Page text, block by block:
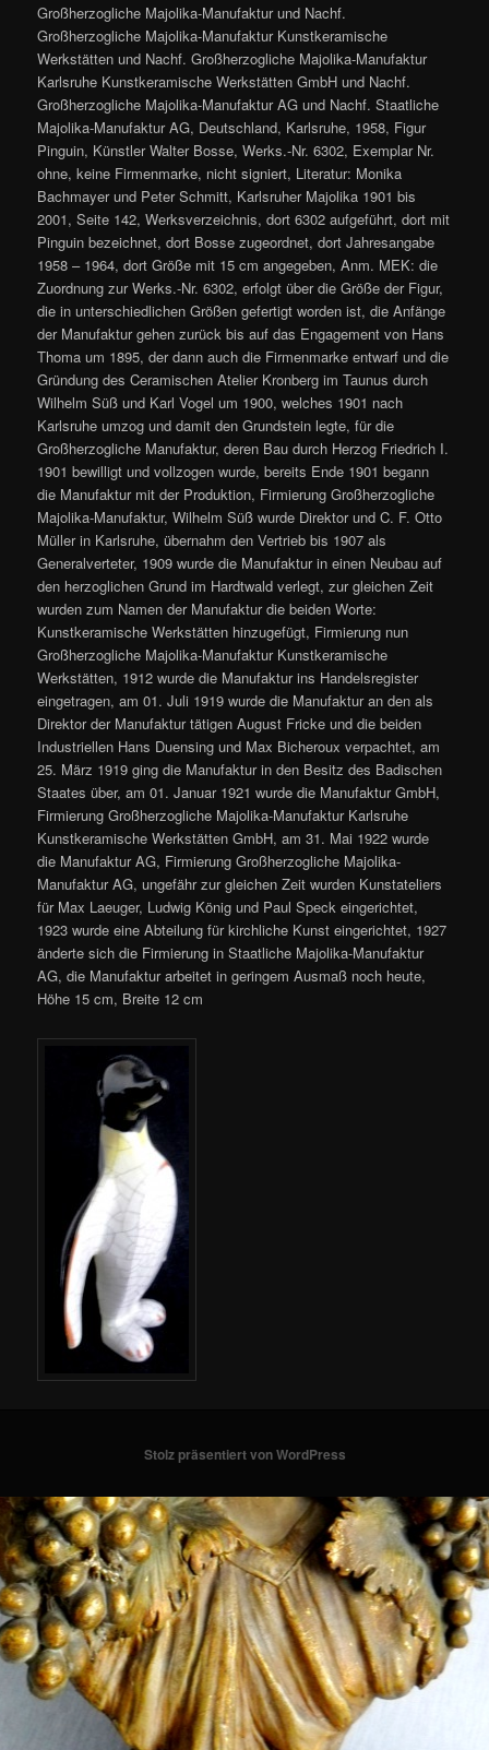
Großherzogliche Majolika-Manufaktur und Nachf.
Großherzogliche Majolika-Manufaktur Kunstkeramische
Werkstätten und Nachf. Großherzogliche Majolika-Manufaktur
Karlsruhe Kunstkeramische Werkstätten GmbH und Nachf.
Großherzogliche Majolika-Manufaktur AG und Nachf. Staatliche
Majolika-Manufaktur AG, Deutschland, Karlsruhe, 1958, Figur
Pinguin, Künstler Walter Bosse, Werks.-Nr. 6302, Exemplar Nr.
ohne, keine Firmenmarke, nicht signiert, Literatur: Monika
Bachmayer und Peter Schmitt, Karlsruher Majolika 1901 bis
2001, Seite 142, Werksverzeichnis, dort 6302 aufgeführt, dort mit
Pinguin bezeichnet, dort Bosse zugeordnet, dort Jahresangabe
1958 – 1964, dort Größe mit 15 cm angegeben, Anm. MEK: die
Zuordnung zur Werks.-Nr. 6302, erfolgt über die Größe der Figur,
die in unterschiedlichen Größen gefertigt worden ist, die Anfänge
der Manufaktur gehen zurück bis auf das Engagement von Hans
Thoma um 1895, der dann auch die Firmenmarke entwarf und die
Gründung des Ceramischen Atelier Kronberg im Taunus durch
Wilhelm Süß und Karl Vogel um 1900, welches 1901 nach
Karlsruhe umzog und damit den Grundstein legte, für die
Großherzogliche Manufaktur, deren Bau durch Herzog Friedrich I.
1901 bewilligt und vollzogen wurde, bereits Ende 1901 begann
die Manufaktur mit der Produktion, Firmierung Großherzogliche
Majolika-Manufaktur, Wilhelm Süß wurde Direktor und C. F. Otto
Müller in Karlsruhe, übernahm den Vertrieb bis 1907 als
Generalverteter, 1909 wurde die Manufaktur in einen Neubau auf
den herzoglichen Grund im Hardtwald verlegt, zur gleichen Zeit
wurden zum Namen der Manufaktur die beiden Worte:
Kunstkeramische Werkstätten hinzugefügt, Firmierung nun
Großherzogliche Majolika-Manufaktur Kunstkeramische
Werkstätten, 1912 wurde die Manufaktur ins Handelsregister
eingetragen, am 01. Juli 1919 wurde die Manufaktur an den als
Direktor der Manufaktur tätigen August Fricke und die beiden
Industriellen Hans Duensing und Max Bicheroux verpachtet, am
25. März 1919 ging die Manufaktur in den Besitz des Badischen
Staates über, am 01. Januar 1921 wurde die Manufaktur GmbH,
Firmierung Großherzogliche Majolika-Manufaktur Karlsruhe
Kunstkeramische Werkstätten GmbH, am 31. Mai 1922 wurde
die Manufaktur AG, Firmierung Großherzogliche Majolika-
Manufaktur AG, ungefähr zur gleichen Zeit wurden Kunstateliers
für Max Laeuger, Ludwig König und Paul Speck eingerichtet,
1923 wurde eine Abteilung für kirchliche Kunst eingerichtet, 1927
änderte sich die Firmierung in Staatliche Majolika-Manufaktur
AG, die Manufaktur arbeitet in geringem Ausmaß noch heute,
Höhe 15 cm, Breite 12 cm
Stolz präsentiert von WordPress